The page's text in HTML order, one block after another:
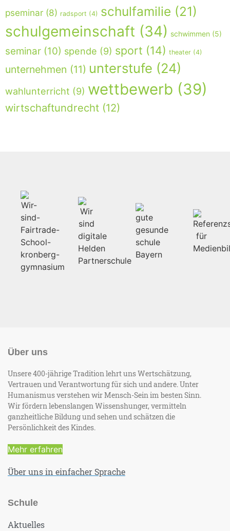
pseminar (8) radsport (4) schulfamilie (21)
schulgemeinschaft (34) schwimmen (5)
seminar (10) spende (9) sport (14) theater (4)
unternehmen (11) unterstufe (24)
wahlunterricht (9) wettbewerb (39)
wirtschaftundrecht (12)
Über uns
Unsere 400-jährige Tradition lehrt uns Wertschätzung,
Vertrauen und Verantwortung für sich und andere. Unter
Humanismus verstehen wir Mensch-Sein im besten Sinn.
Wir fördern lebenslangen Wissenshunger, vermitteln
ganzheitliche Bildung und sehen und schätzen die
Persönlichkeit des Kindes.
Mehr erfahren
Über uns in einfacher Sprache
Schule
Aktuelles